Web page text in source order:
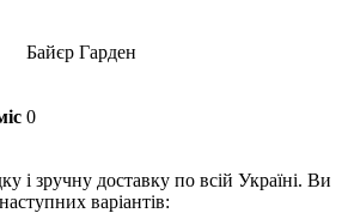
Байєр Гарден
0
і зручну доставку по всій Україні. Ви
варіантів: